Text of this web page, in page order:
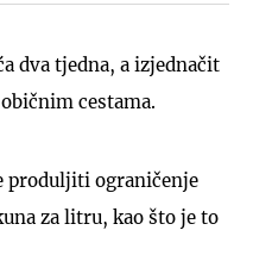
dva tjedna, a izjednačit
cestama.
produljiti ograničenje
za litru, kao što je to